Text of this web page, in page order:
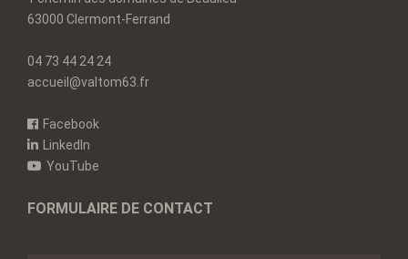
63000 Clermont-Ferrand
04 73 44 24 24
accueil@valtom63.fr
Facebook
LinkedIn
YouTube
FORMULAIRE DE CONTACT